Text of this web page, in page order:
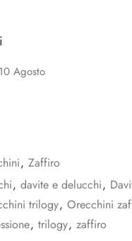
Agosto
, Zaffiro
, davite e delucchi,
trilogy, Orecchini
, trilogy, zaffiro